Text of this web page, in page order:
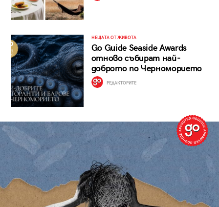
НЕЩАТА ОТ ЖИВОТА
Go Guide Seaside Awards
отново събират най-
доброто по Черноморието
РЕДАКТОРИТЕ